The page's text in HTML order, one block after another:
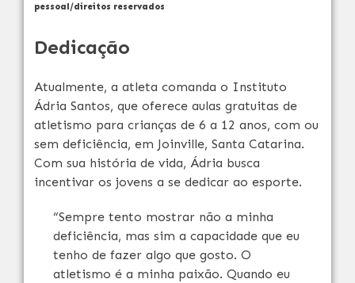
pessoal/direitos reservados
Dedicação
Atualmente, a atleta comanda o Instituto
Ádria Santos, que oferece aulas gratuitas de
atletismo para crianças de 6 a 12 anos, com ou
sem deficiência, em Joinville, Santa Catarina.
Com sua história de vida, Ádria busca
incentivar os jovens a se dedicar ao esporte.
“Sempre tento mostrar não a minha
deficiência, mas sim a capacidade que eu
tenho de fazer algo que gosto. O
atletismo é a minha paixão. Quando eu